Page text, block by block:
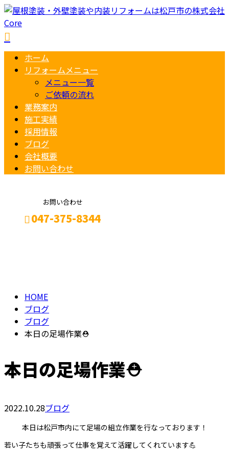
ホーム
リフォームメニュー
メニュー一覧
ご依頼の流れ
業務案内
施工実績
採用情報
ブログ
会社概要
お問い合わせ
お問い合わせ
047-375-8344
HOME
ブログ
ブログ
本日の足場作業⛑
本日の足場作業⛑
2022.10.28ブログ
本日は松戸市内にて足場の組立作業を行なっております！
若い子たちも頑張って仕事を覚えて活躍してくれています💪